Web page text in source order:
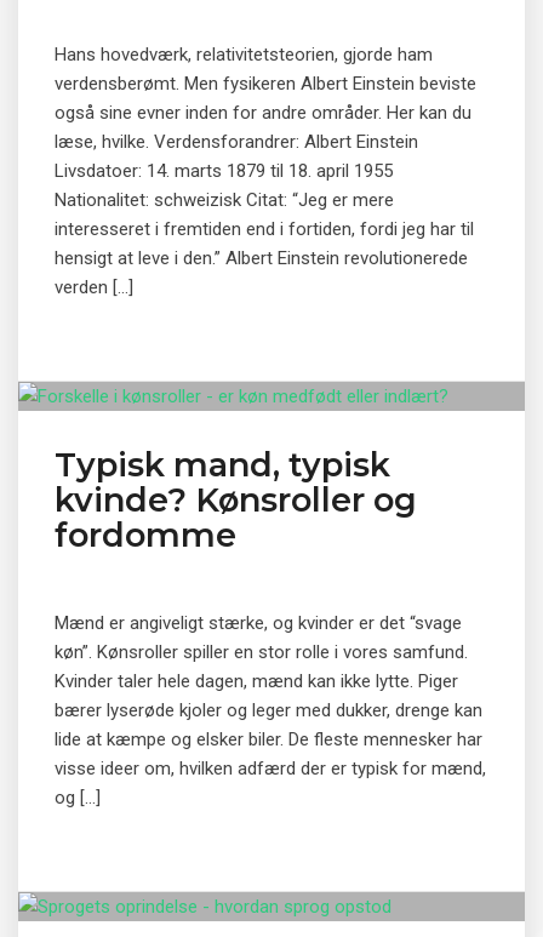
Hans hovedværk, relativitetsteorien, gjorde ham
verdensberømt. Men fysikeren Albert Einstein beviste
også sine evner inden for andre områder. Her kan du
læse, hvilke. Verdensforandrer: Albert Einstein
Livsdatoer: 14. marts 1879 til 18. april 1955
Nationalitet: schweizisk Citat: “Jeg er mere
interesseret i fremtiden end i fortiden, fordi jeg har til
hensigt at leve i den.” Albert Einstein revolutionerede
verden […]
Typisk mand, typisk
kvinde? Kønsroller og
fordomme
Mænd er angiveligt stærke, og kvinder er det “svage
køn”. Kønsroller spiller en stor rolle i vores samfund.
Kvinder taler hele dagen, mænd kan ikke lytte. Piger
bærer lyserøde kjoler og leger med dukker, drenge kan
lide at kæmpe og elsker biler. De fleste mennesker har
visse ideer om, hvilken adfærd der er typisk for mænd,
og […]